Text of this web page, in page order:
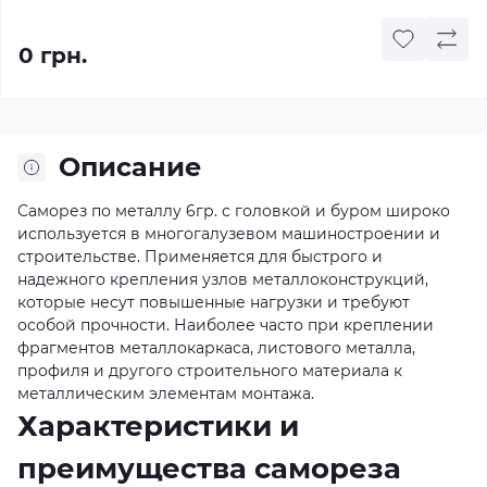
0 грн.
Описание
Саморез по металлу 6гр. с головкой и буром широко
используется в многогалузевом машиностроении и
строительстве. Применяется для быстрого и
надежного крепления узлов металлоконструкций,
которые несут повышенные нагрузки и требуют
особой прочности. Наиболее часто при креплении
фрагментов металлокаркаса, листового металла,
профиля и другого строительного материала к
металлическим элементам монтажа.
Характеристики и
преимущества самореза